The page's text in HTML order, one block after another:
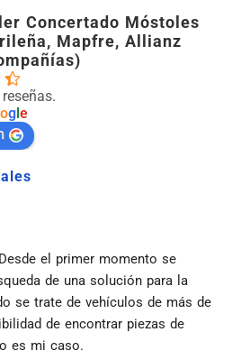
Concertado Móstoles
Mapfre, Allianz
ogle
Desde el primer momento se
de una solución para la
se trate de vehículos de más de
de encontrar piezas de
es mi caso.